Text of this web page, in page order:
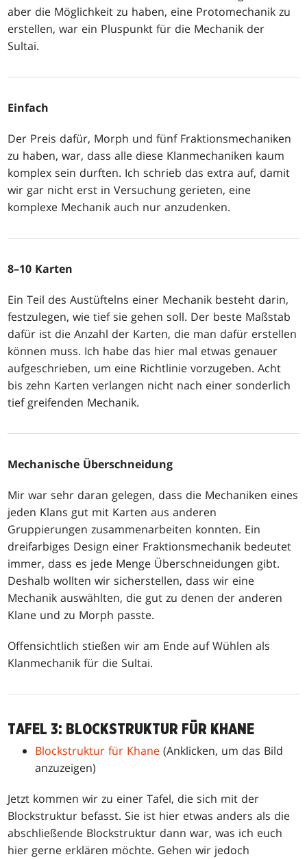
aber die Möglichkeit zu haben, eine Protomechanik zu
erstellen, war ein Pluspunkt für die Mechanik der
Sultai.
Einfach
Der Preis dafür, Morph und fünf Fraktionsmechaniken
zu haben, war, dass alle diese Klanmechaniken kaum
komplex sein durften. Ich schrieb das extra auf, damit
wir gar nicht erst in Versuchung gerieten, eine
komplexe Mechanik auch nur anzudenken.
8–10 Karten
Ein Teil des Austüftelns einer Mechanik besteht darin,
festzulegen, wie tief sie gehen soll. Der beste Maßstab
dafür ist die Anzahl der Karten, die man dafür erstellen
können muss. Ich habe das hier mal etwas genauer
aufgeschrieben, um eine Richtlinie vorzugeben. Acht
bis zehn Karten verlangen nicht nach einer sonderlich
tief greifenden Mechanik.
Mechanische Überschneidung
Mir war sehr daran gelegen, dass die Mechaniken eines
jeden Klans gut mit Karten aus anderen
Gruppierungen zusammenarbeiten konnten. Ein
dreifarbiges Design einer Fraktionsmechanik bedeutet
immer, dass es jede Menge Überschneidungen gibt.
Deshalb wollten wir sicherstellen, dass wir eine
Mechanik auswählten, die gut zu denen der anderen
Klane und zu Morph passte.
Offensichtlich stießen wir am Ende auf Wühlen als
Klanmechanik für die Sultai.
TAFEL 3: BLOCKSTRUKTUR FÜR KHANE
Blockstruktur für Khane (Anklicken, um das Bild
anzuzeigen)
Jetzt kommen wir zu einer Tafel, die sich mit der
Blockstruktur befasst. Sie ist hier etwas anders als die
abschließende Blockstruktur dann war, was ich euch
hier gerne erklären möchte. Gehen wir jedoch